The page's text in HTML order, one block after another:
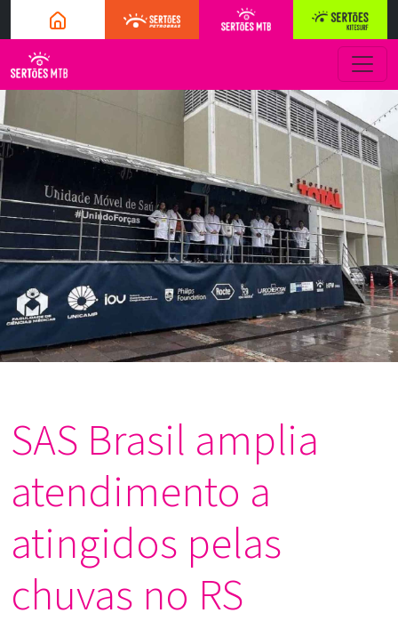
SAS Brasil amplia
atendimento a
atingidos pelas
chuvas no RS